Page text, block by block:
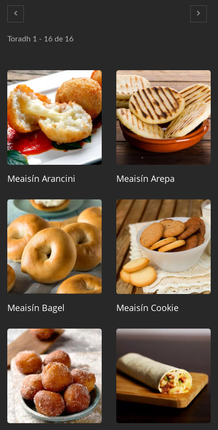
Toradh 1 - 16 de 16
Meaisín Arancini Meaisín Arepa
Meaisín Bagel Meaisín Cookie